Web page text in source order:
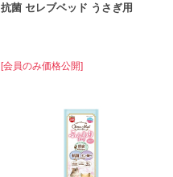
抗菌 セレブベッド うさぎ用
[会員のみ価格公開]